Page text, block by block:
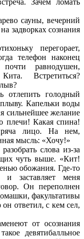
сауны, вечерний
задворках сознания
перегорает,
телефон наконец
равнодушен,
Встретиться?
отлепить голодный
Капельки воды
сильнейшее желание
плечи! Какая спина!
лицо. На нем,
мысль: «Хочу!»
слова из-за
чуть выше. «Кит!
обожания. Где-то
и заставляет меня
Он переполнен
факультативы
ответил, с кем сел,
от осознания
девятибалльное